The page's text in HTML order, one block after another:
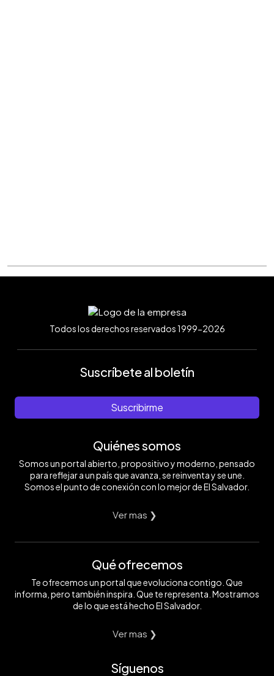
Todos los derechos reservados 1999-2026
Suscríbete al boletín
Suscribirme
Quiénes somos
Somos un portal abierto, propositivo y moderno, pensado
para reflejar a un país que avanza, se reinventa y se une.
Somos el punto de conexión con lo mejor de El Salvador.
Ver mas ❯
Qué ofrecemos
Te ofrecemos un portal que evoluciona contigo. Que
informa, pero también inspira. Que te representa. Mostramos
de lo que está hecho El Salvador.
Ver mas ❯
Síguenos